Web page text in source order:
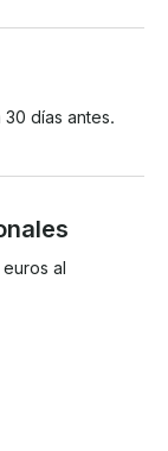
días antes.
al
euros